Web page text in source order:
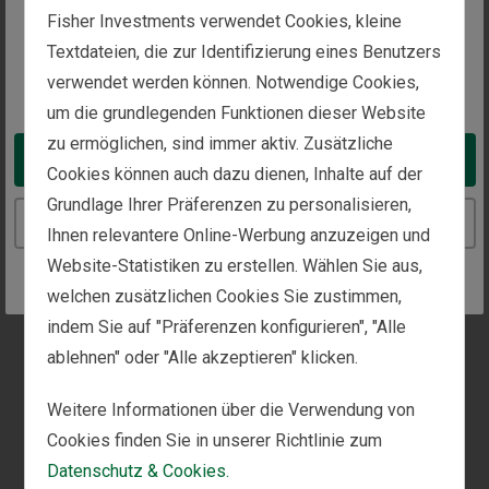
The website you are trying to reach is
intended for investors in Switzerland
You appear to be in the United States
Take me to the United States website
Aber gilt Gold nicht eigentlich alssicherer Hafen
Vermögenswert, der in turbulenten Zeiten seinen
Wert behält), wenn Unsicherheit und Inflation
zunehmen? Wenn dem so ist, sind wir der Meinung,
dass Edelmetalle diese Rolle nur unzureichend
erfüllen. Zwar gibt es keine hundertprozentig
zuverlässige Methode, um Unsicherheit zu messen,
doch liefert die Berichterstattung der Medien unserer
Ansicht nach einen guten Anhaltspunkt dafür, welche
Themen die Aufmerksamkeit der Öffentlichkeit auf
mehrfach zu Versuchen gekommen ist, einen
angeblichen Waffenstillstand zu erreichen, hatte
einen starken Einbruch an den weltweiten
Energiemärkten – von der Sperrung der Strasse von
Hormus bis zum Austritt der Vereinigten Arabischen
Emirate aus der Organisation erdölexportierender
Fisher Investments verwendet Cookies, kleine
Textdateien, die zur Identifizierung eines Benutzers
verwendet werden können. Notwendige Cookies,
um die grundlegenden Funktionen dieser Website
zu ermöglichen, sind immer aktiv. Zusätzliche
Cookies können auch dazu dienen, Inhalte auf der
Grundlage Ihrer Präferenzen zu personalisieren,
Ihnen relevantere Online-Werbung anzuzeigen und
Website-Statistiken zu erstellen. Wählen Sie aus,
welchen zusätzlichen Cookies Sie zustimmen,
indem Sie auf "Präferenzen konfigurieren", "Alle
ablehnen" oder "Alle akzeptieren" klicken.
Weitere Informationen über die Verwendung von
Cookies finden Sie in unserer Richtlinie zum
Datenschutz & Cookies.